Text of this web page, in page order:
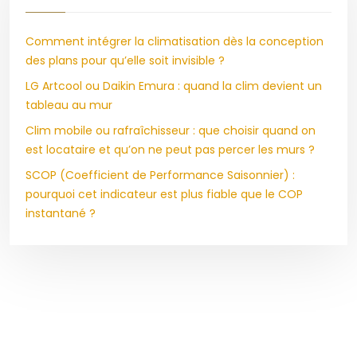
Comment intégrer la climatisation dès la conception
des plans pour qu’elle soit invisible ?
LG Artcool ou Daikin Emura : quand la clim devient un
tableau au mur
Clim mobile ou rafraîchisseur : que choisir quand on
est locataire et qu’on ne peut pas percer les murs ?
SCOP (Coefficient de Performance Saisonnier) :
pourquoi cet indicateur est plus fiable que le COP
instantané ?